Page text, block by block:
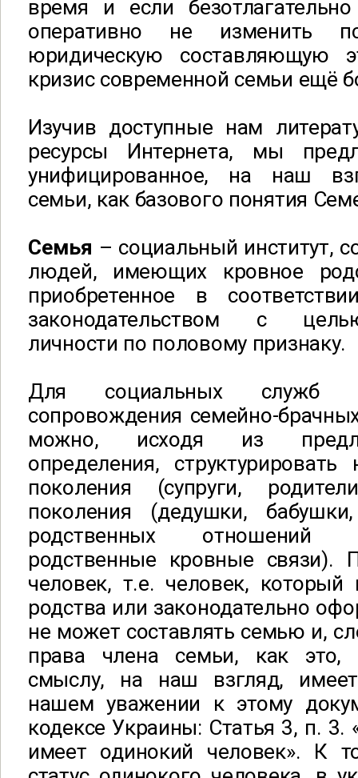
время и если
оперативно не изменить
юридическую составляющую
кризис современной семьи ещё
Изучив доступные нам
ресурсы Интернета, мы
унифицированное, на наш
семьи, как базового понятия
Семья – социальный институт,
людей, имеющих кровное
приобретенное в
законодательством с
личности по половому признаку.
Для социальных служб
сопровождения семейно-
можно, исходя из
определения,
поколения (супруги,
поколения (дедушки,
родственных отношений
родственные кровные связи).
человек, т.е. человек,
родства или законодательно
не может составлять семью и,
права члена семьи, как это,
смыслу, на наш взгляд,
нашем уважении к этому
кодексе Украины: Статья 3, п. 3.
имеет одинокий человек». К